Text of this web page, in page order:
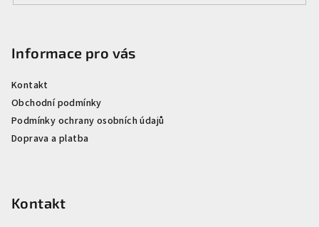
Informace pro vás
Kontakt
Obchodní podmínky
Podmínky ochrany osobních údajů
Doprava a platba
Kontakt